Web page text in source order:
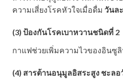
ความเสี่ยงโรคหัวใจเมื่อดื่ม วันล
(3) ป้องกันโรคเบาหวานชนิดที่ 2
กาแฟช่วยเพิ่มความไวของอินซู
(4) สารต้านอนุมูลอิสระสูง ชะลอ